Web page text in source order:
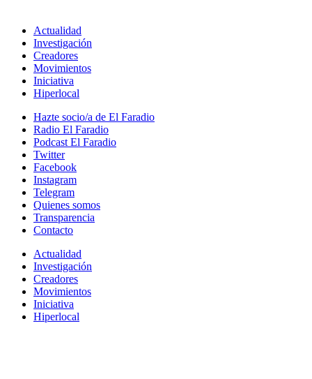
Actualidad
Investigación
Creadores
Movimientos
Iniciativa
Hiperlocal
Hazte socio/a de El Faradio
Radio El Faradio
Podcast El Faradio
Twitter
Facebook
Instagram
Telegram
Quienes somos
Transparencia
Contacto
Actualidad
Investigación
Creadores
Movimientos
Iniciativa
Hiperlocal